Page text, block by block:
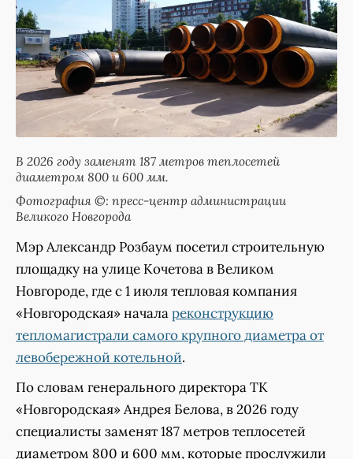
В 2026 году заменят 187 метров теплосетей
диаметром 800 и 600 мм.
Фотография ©: пресс-центр администрации
Великого Новгорода
Мэр Александр Розбаум посетил строительную
площадку на улице Кочетова в Великом
Новгороде, где с 1 июля тепловая компания
«Новгородская» началареконструкцию
тепломагистрали самого крупного диаметра от
левобережной котельной.
По словам генерального директора ТК
«Новгородская» Андрея Белова, в 2026 году
специалисты заменят 187 метров теплосетей
диаметром 800 и 600 мм, которые прослужили